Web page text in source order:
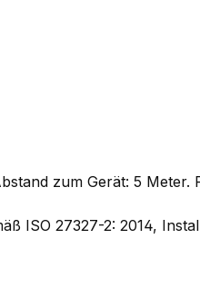
zum Gerät: 5
ISO 27327-2: 2014,